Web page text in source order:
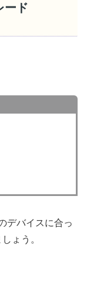
ード
デバイスに合っ
ょう。